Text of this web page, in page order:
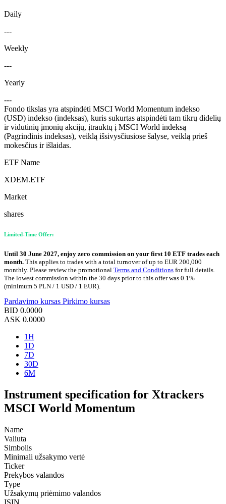
Daily
---
Weekly
---
Yearly
---
Fondo tikslas yra atspindėti MSCI World Momentum indekso
(USD) indekso (indeksas), kuris sukurtas atspindėti tam tikrų didelių
ir vidutinių įmonių akcijų, įtrauktų į MSCI World indeksą
(Pagrindinis indeksas), veiklą išsivysčiusiose šalyse, veiklą prieš
mokesčius ir išlaidas.
ETF Name
XDEM.ETF
Market
shares
Limited-Time Offer:
Until 30 June 2027, enjoy zero commission on your first 10 ETF trades each
month. This applies to trades with a total turnover of up to EUR 200,000
monthly. Please review the promotional Terms and Conditions for full details.
The lowest commission within the 30 days prior to this offer was 0.1%
(minimum 5 PLN / 1 USD / 1 EUR).
Pardavimo kursas Pirkimo kursas
BID 0.0000
ASK 0.0000
1H
1D
7D
30D
6M
Instrument specification for Xtrackers
MSCI World Momentum
Name
Valiuta
Simbolis
Minimali užsakymo vertė
Ticker
Prekybos valandos
Type
Užsakymų priėmimo valandos
ISIN